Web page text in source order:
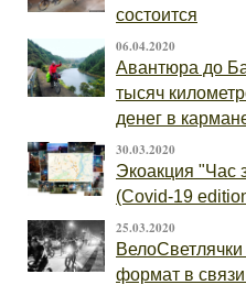
состоится
06.04.2020
Авантюра до
тысяч
денег в
30.03.2020
Экоакция "Час
(Covid-19
25.03.2020
формат в